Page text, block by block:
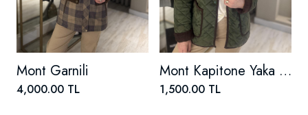
Mont Garnili
4,000.00 TL
Mont Kapitone Yaka Kadife
1,500.00 TL